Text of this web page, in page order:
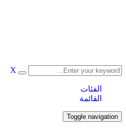
X
الفئات
القائمة
Toggle navigation